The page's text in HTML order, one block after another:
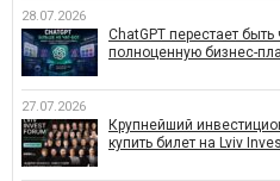
28.07.2026
ChatGPT перестает
полноценную бизнес-
27.07.2026
Крупнейший
купить билет на Lviv